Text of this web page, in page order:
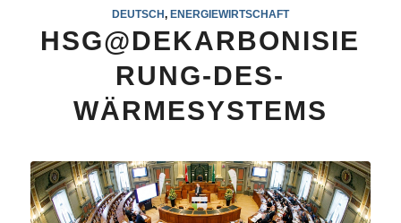
DEUTSCH, ENERGIEWIRTSCHAFT
HSG@DEKARBONISIE
RUNG-DES-
WÄRMESYSTEMS